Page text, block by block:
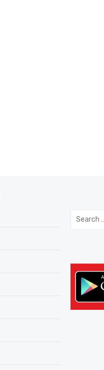
Search
for: